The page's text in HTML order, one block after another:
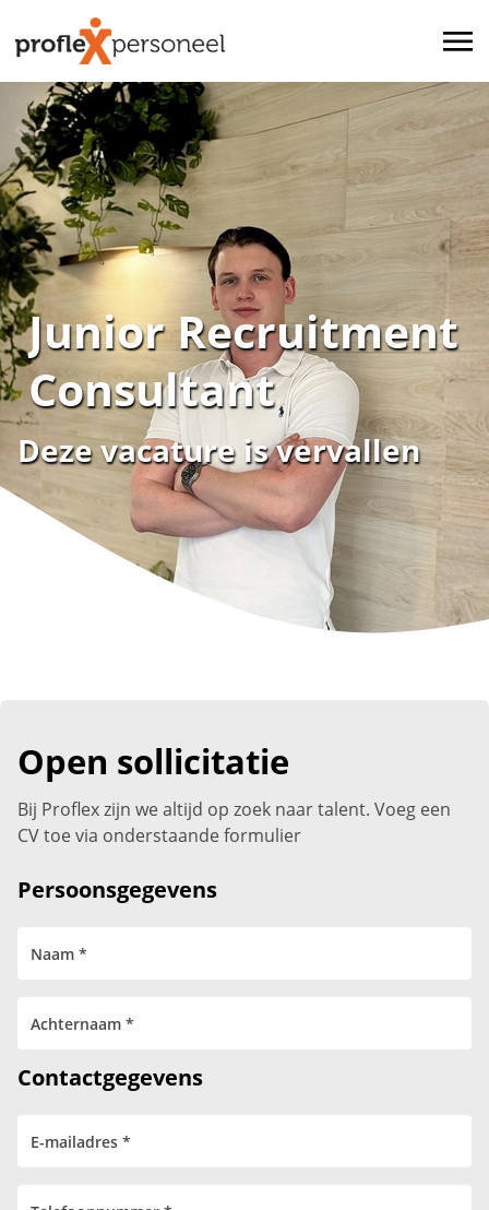
Junior Recruitment
Consultant
Deze vacature is vervallen
Open sollicitatie
Bij Proflex zijn we altijd op zoek naar talent. Voeg een
CV toe via onderstaande formulier
Persoonsgegevens
Contactgegevens